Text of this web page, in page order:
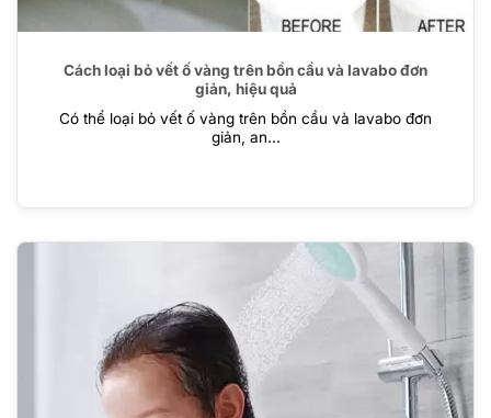
Cách loại bỏ vết ố vàng trên bồn cầu và lavabo đơn
giản, hiệu quả
Có thể loại bỏ vết ố vàng trên bồn cầu và lavabo đơn
giản, an...